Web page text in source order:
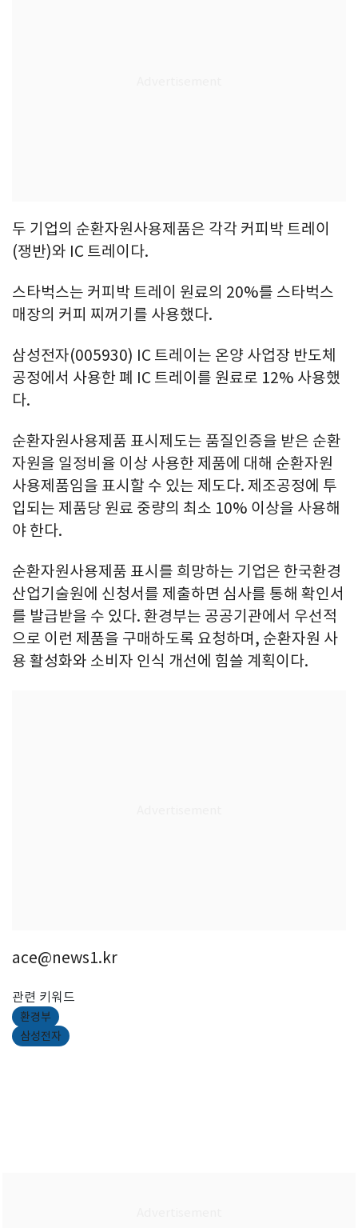
두 기업의 순환자원사용제품은 각각 커피박 트레이
(쟁반)와 IC 트레이다.
스타벅스는 커피박 트레이 원료의 20%를 스타벅스
매장의 커피 찌꺼기를 사용했다.
삼성전자(005930) IC 트레이는 온양 사업장 반도체
공정에서 사용한 폐 IC 트레이를 원료로 12% 사용했
다.
순환자원사용제품 표시제도는 품질인증을 받은 순환
자원을 일정비율 이상 사용한 제품에 대해 순환자원
사용제품임을 표시할 수 있는 제도다. 제조공정에 투
입되는 제품당 원료 중량의 최소 10% 이상을 사용해
야 한다.
순환자원사용제품 표시를 희망하는 기업은 한국환경
산업기술원에 신청서를 제출하면 심사를 통해 확인서
를 발급받을 수 있다. 환경부는 공공기관에서 우선적
으로 이런 제품을 구매하도록 요청하며, 순환자원 사
용 활성화와 소비자 인식 개선에 힘쓸 계획이다.
ace@news1.kr
관련 키워드
환경부
삼성전자